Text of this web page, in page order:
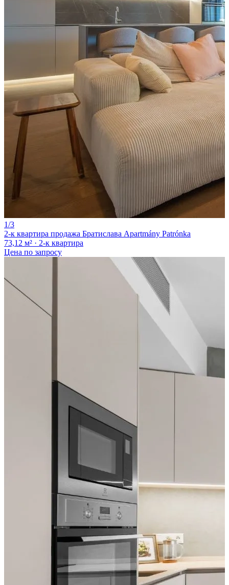
1/3
2-к квартира продажа Братислава Apartmány Patrónka
73,12 м² · 2-к квартира
Цена по запросу